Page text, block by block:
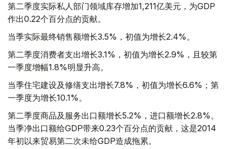
第二季度实际私人部门领域库存增加1,211亿美元，为GDP
作出0.22个百分点的贡献。
当季实际最终销售额增长3.5%，初值为增长2.4%。
第二季度消费者支出增长3.1%，初值为增长2.9%，且较第
一季度增幅1.8%明显升高。
当季住宅建设及修缮支出增长7.8%，初值为增长6.6%；第
一季度为增长10.1%。
第二季度商品及服务出口额增长5.2%，进口额增长2.8%。
当季净出口额给GDP带来0.23个百分点的贡献，这是2014
年初以来贸易第二次未给GDP造成拖累。